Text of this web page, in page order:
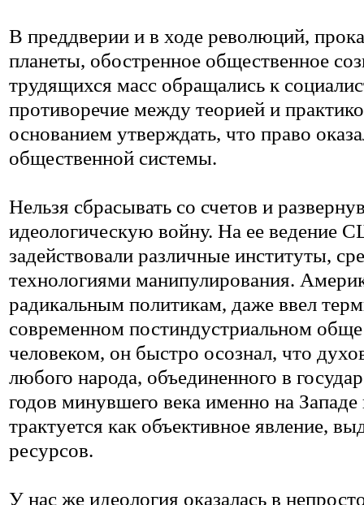
В преддверии и в ходе революций,
планеты, обостренное общественное
трудящихся масс обращались к
противоречие между теорией и
основанием утверждать, что право
общественной системы.
Нельзя сбрасывать со счетов и
идеологическую войну. На ее ведение
задействовали различные институты,
технологиями манипулирования.
радикальным политикам, даже ввел
современном постиндустриальном
человеком, он быстро осознал, что
любого народа, объединенного в
годов минувшего века именно на
трактуется как объективное явление,
ресурсов.
У нас же идеология оказалась в